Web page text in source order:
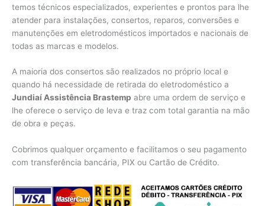
temos técnicos especializados, experientes e prontos para lhe
atender para instalações, consertos, reparos, conversões e
manutenções em eletrodomésticos importados e nacionais de
todas as marcas e modelos.
A maioria dos consertos são realizados no próprio local e
quando há necessidade de retirada do eletrodoméstico a
Jundiaí Assistência Brastemp abre uma ordem de serviço e
lhe oferece o serviço de leva e traz com total garantia na mão
de obra e peças.
Cobrimos qualquer orçamento e facilitamos o seu pagamento
com transferência bancária, PIX ou Cartão de Crédito.